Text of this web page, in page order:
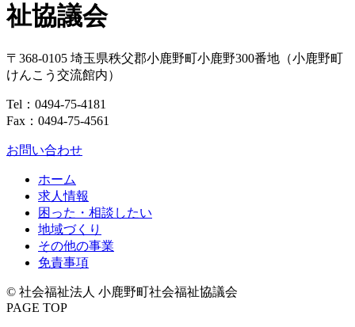
祉協議会
〒368-0105 埼玉県秩父郡小鹿野町小鹿野300番地 （小鹿野町
けんこう交流館内）
Tel： 0494-75-4181
Fax：0494-75-4561
お問い合わせ
ホーム
求人情報
困った・相談したい
地域づくり
その他の事業
免責事項
© 社会福祉法人 小鹿野町社会福祉協議会
PAGE TOP